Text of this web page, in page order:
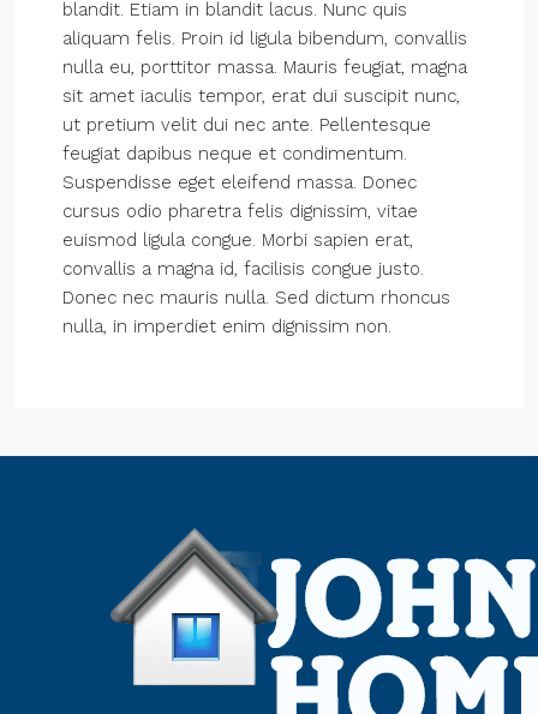
blandit. Etiam in blandit lacus. Nunc quis
aliquam felis. Proin id ligula bibendum, convallis
nulla eu, porttitor massa. Mauris feugiat, magna
sit amet iaculis tempor, erat dui suscipit nunc,
ut pretium velit dui nec ante. Pellentesque
feugiat dapibus neque et condimentum.
Suspendisse eget eleifend massa. Donec
cursus odio pharetra felis dignissim, vitae
euismod ligula congue. Morbi sapien erat,
convallis a magna id, facilisis congue justo.
Donec nec mauris nulla. Sed dictum rhoncus
nulla, in imperdiet enim dignissim non.